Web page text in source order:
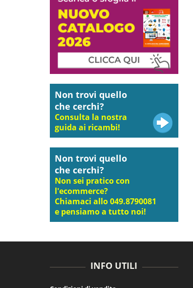
Non trovi quello
che cerchi?
Consulta la nostra
guida ai ricambi!
Non trovi quello
che cerchi?
Non sei pratico con
l'ecommerce?
Chiamaci allo 049.8790081
e pensiamo a tutto noi!
INFO UTILI